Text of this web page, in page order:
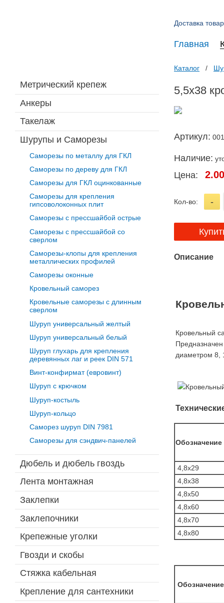
Метрический крепеж
Анкеры
Такелаж
Шурупы и Саморезы
Саморезы по металлу для ГКЛ
Саморезы по дереву для ГКЛ
Саморезы для ГКЛ оцинкованные
Саморезы для крепления
гипсоволоконных плит
Саморезы с прессшайбой острые
Саморезы с прессшайбой со
сверлом
Саморезы-клопы для крепления
металлических профилей
Саморезы оконные
Кровельный саморез
Кровельные саморезы с длинным
сверлом
Шуруп универсальный желтый
Шуруп универсальный белый
Шуруп глухарь для крепления
деревянных лаг и реек DIN 571
Винт-конфирмат (евровинт)
Шуруп с крючком
Шуруп-костыль
Шуруп-кольцо
Саморез шуруп DIN 7981
Саморезы для сэндвич-панелей
Дюбель и дюбель гвоздь
Лента монтажная
Заклепки
Заклепочники
Крепежные уголки
Гвозди и скобы
Стяжка кабельная
Крепление для сантехники
Доставка
Главная
Каталог
5,5х38
Артикул:
Наличие:
Цена:
Кол-во: -
Описание
Кровельный
диаметром 8,
Обозначение
4,8х29
4,8х38
4,8х50
4,8х60
4,8х70
4,8х80
Обозначение